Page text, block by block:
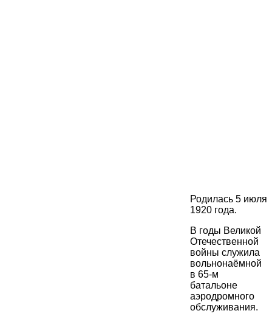
Родилась 5 июля
1920 года.
В годы Великой
Отечественной
войны служила
вольнонаёмной
в 65-м
батальоне
аэродромного
обслуживания.